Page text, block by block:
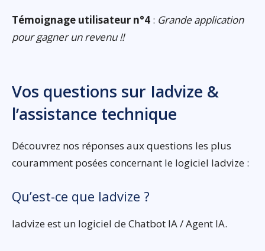
Témoignage utilisateur n°4 : Grande application
pour gagner un revenu !!
Vos questions sur Iadvize &
l’assistance technique
Découvrez nos réponses aux questions les plus
couramment posées concernant le logiciel Iadvize :
Qu’est-ce que Iadvize ?
Iadvize est un logiciel de Chatbot IA / Agent IA.